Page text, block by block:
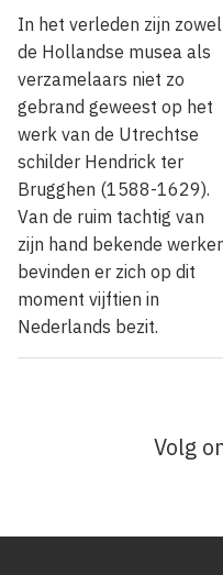
In het verleden zijn zowel
de Hollandse musea als
verzamelaars niet zo
gebrand geweest op het
werk van de Utrechtse
schilder Hendrick ter
Brugghen (1588-1629).
Van de ruim tachtig van
zijn hand bekende
bevinden er zich op dit
moment vijftien in
Nederlands bezit.
Volg